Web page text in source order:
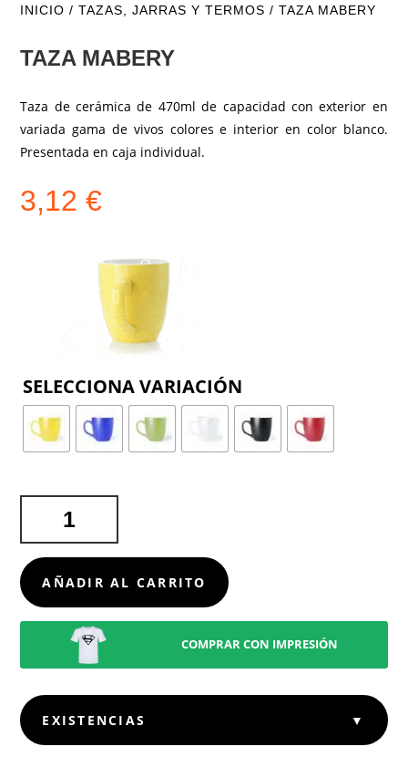
INICIO /TAZAS, JARRAS Y TERMOS / TAZA MABERY
TAZA MABERY
Taza de cerámica de 470ml de capacidad con exterior en
variada gama de vivos colores e interior en color blanco.
Presentada en caja individual.
3,12€
MABERY
CANTIDAD
AÑADIR AL CARRITO
COMPRAR CON IMPRESIÓN
EXISTENCIAS ▼